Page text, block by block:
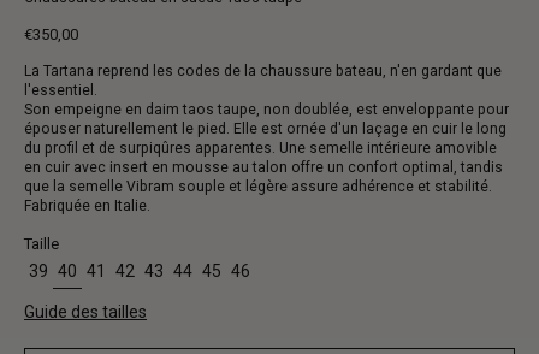
€350,00
normal
La Tartana reprend les codes de la chaussure bateau, n'en gardant que
l'essentiel.
Son empeigne en daim taos taupe, non doublée, est enveloppante pour
épouser naturellement le pied. Elle est ornée d'un laçage en cuir le long
du profil et de surpiqûres apparentes. Une semelle intérieure amovible
en cuir avec insert en mousse au talon offre un confort optimal, tandis
que la semelle Vibram souple et légère assure adhérence et stabilité.
Fabriquée en Italie.
Taille
39 40 41 42 43 44 45 46
Guide des tailles